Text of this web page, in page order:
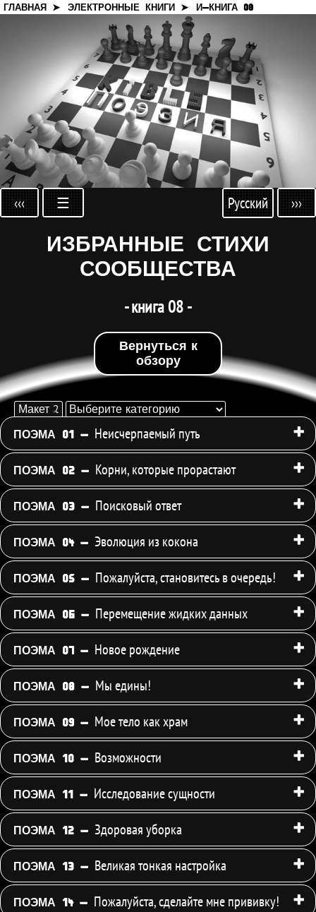
ГЛАВНАЯ ➤ ЭЛЕКТРОННЫЕ КНИГИ ➤ И-КНИГА 08
‹‹‹ ›››
☰ Русский
ИЗБРАННЫЕ СТИХИ
СООБЩЕСТВА
- книга 08 -
Вернуться к
обзору
Макет 2
Используйте
выпадающее
меню
ниже,
чтобы
отфильтровать
стихи
по
категориям.
Выберите
категорию
ПОЭМА 01 - Неисчерпаемый путь
ПОЭМА 02 - Корни, которые прорастают
ПОЭМА 03 - Поисковый ответ
ПОЭМА 04 - Эволюция из кокона
ПОЭМА 05 - Пожалуйста, становитесь в очередь!
ПОЭМА 06 - Перемещение жидких данных
ПОЭМА 07 - Новое рождение
ПОЭМА 08 - Мы едины!
ПОЭМА 09 - Мое тело как храм
ПОЭМА 10 - Возможности
ПОЭМА 11 - Исследование сущности
ПОЭМА 12 - Здоровая уборка
ПОЭМА 13 - Великая тонкая настройка
ПОЭМА 14 - Пожалуйста, сделайте мне прививку!